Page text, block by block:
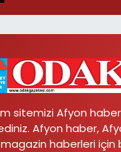
sitemizi Afyon
Afyon haber,
haberleri için